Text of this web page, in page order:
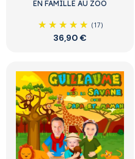
EN FAMILLE AU ZOO
(17)
36,90 €